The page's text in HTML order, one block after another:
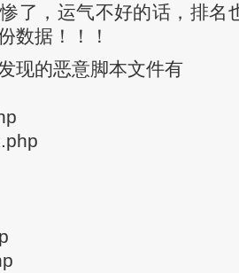
了，运气不好的话，排名
数据！！！
现的恶意脚本文件有